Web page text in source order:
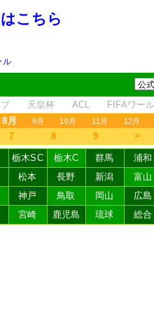
こちら
ル
天皇杯 ACL FIFAワー
8月 9月 10月 11月 12月
7 8 9 ＞
栃木SC 栃木C 群馬 浦和
松本 長野 新潟 富山
神戸 鳥取 岡山 広島
宮崎 鹿児島 琉球 総合